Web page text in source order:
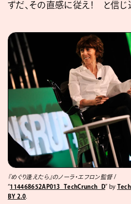
ずだ、その直感に従え！ と信じ
『めぐり逢えたら』のノーラ・エフロン監督/
“114468652AP013_TechCrunch_D” by
BY 2.0.